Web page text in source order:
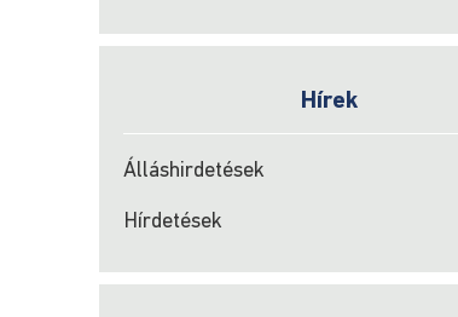
Hírek
Álláshirdetések
Hírdetések